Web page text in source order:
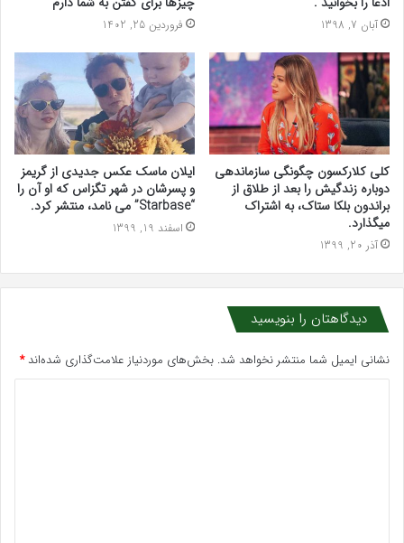
آبان 7, 1398 فروردین 25, 1402
کلی کلارکسون چگونگی سازماندهی
دوباره زندگیش را بعد از طلاق از
براندون بلکا ستاک، به اشتراک
میگذارد.
آذر 20, 1399
ایلان ماسک عکس جدیدی از گریمز
و پسرشان در شهر تگزاس که او آن را
“Starbase” می نامد، منتشر کرد.
اسفند 19, 1399
دیدگاهتان را بنویسید
نشانی ایمیل شما منتشر نخواهد شد. بخش‌های موردنیاز علامت‌گذاری شده‌اند*